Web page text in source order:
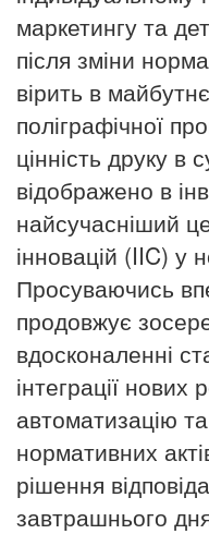
маркетингу та
після зміни
вірить в
поліграфічної
цінність друку в
відображено в
найсучасніший
інновацій (IIC) у
Просуваючись
продовжує
вдосконаленні
інтеграції нових
автоматизацію
нормативних
рішення
завтрашнього